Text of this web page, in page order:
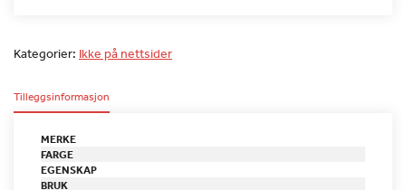
Kategorier: Ikke på nettsider
Tilleggsinformasjon
MERKE
FARGE
EGENSKAP
BRUK